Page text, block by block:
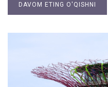
DAVOM ETING O'QISHNI